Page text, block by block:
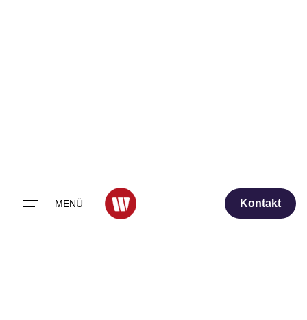
MENÜ Kontakt